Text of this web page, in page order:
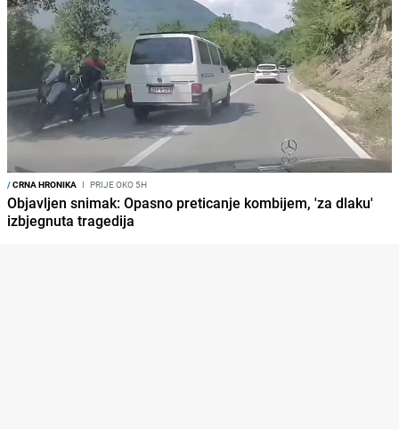
/CRNA HRONIKA I PRIJE OKO 5H
Objavljen snimak: Opasno preticanje kombijem, 'za dlaku'
izbjegnuta tragedija